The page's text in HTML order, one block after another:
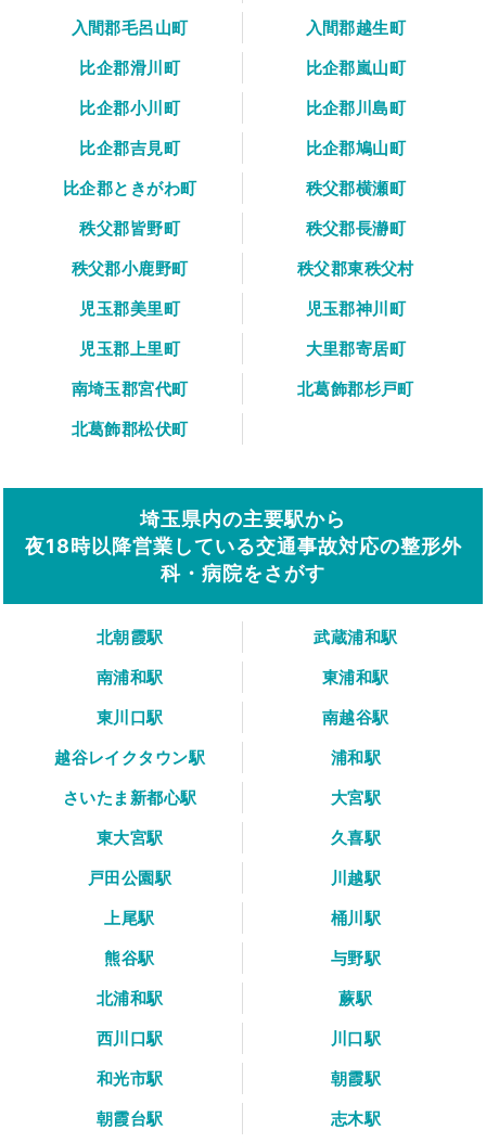
入間郡毛呂山町
入間郡越生町
比企郡滑川町
比企郡嵐山町
比企郡小川町
比企郡川島町
比企郡吉見町
比企郡鳩山町
比企郡ときがわ町
秩父郡横瀬町
秩父郡皆野町
秩父郡長瀞町
秩父郡小鹿野町
秩父郡東秩父村
児玉郡美里町
児玉郡神川町
児玉郡上里町
大里郡寄居町
南埼玉郡宮代町
北葛飾郡杉戸町
北葛飾郡松伏町
埼玉県内の主要駅から
夜18時以降営業している交通事故対応の整形外
科・病院をさがす
北朝霞駅
武蔵浦和駅
南浦和駅
東浦和駅
東川口駅
南越谷駅
越谷レイクタウン駅
浦和駅
さいたま新都心駅
大宮駅
東大宮駅
久喜駅
戸田公園駅
川越駅
上尾駅
桶川駅
熊谷駅
与野駅
北浦和駅
蕨駅
西川口駅
川口駅
和光市駅
朝霞駅
朝霞台駅
志木駅